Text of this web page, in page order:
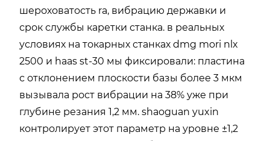
шероховатость ra, вибрацию державки и
срок службы каретки станка. в реальных
условиях на токарных станках dmg mori nlx
2500 и haas st-30 мы фиксировали: пластина
с отклонением плоскости базы более 3 мкм
вызывала рост вибрации на 38% уже при
глубине резания 1,2 мм. shaoguan yuxin
контролирует этот параметр на уровне ±1,2